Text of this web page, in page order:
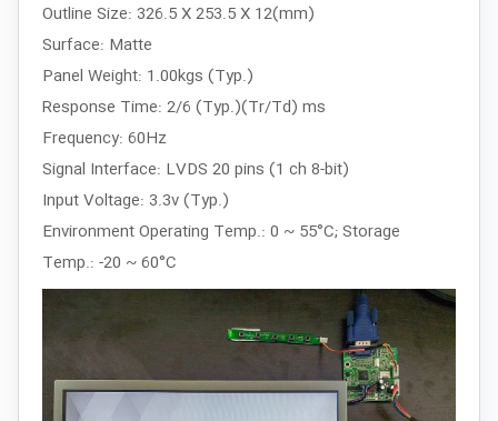
Outline Size: 326.5 X 253.5 X 12(mm)
Surface: Matte
Panel Weight: 1.00kgs (Typ.)
Response Time: 2/6 (Typ.)(Tr/Td) ms
Frequency: 60Hz
Signal Interface: LVDS 20 pins (1 ch 8-bit)
Input Voltage: 3.3v (Typ.)
Environment Operating Temp.: 0 ~ 55°C; Storage
Temp.: -20 ~ 60°C